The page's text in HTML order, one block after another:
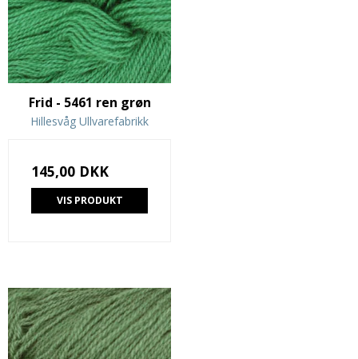
Frid - 5461 ren grøn
Hillesvåg Ullvarefabrikk
145,00 DKK
VIS PRODUKT